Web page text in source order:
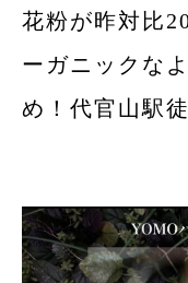
花粉が昨対比
ーガニックな
め！代官山駅